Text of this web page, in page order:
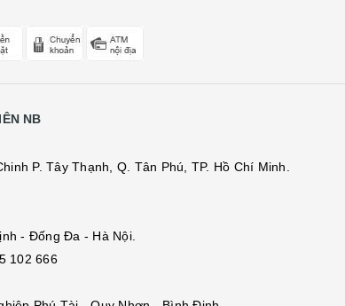
NB
P. Tây Thạnh, Q. Tân Phú, TP. Hồ Chí Minh.
- Đống Đa - Hà Nội.
102 666